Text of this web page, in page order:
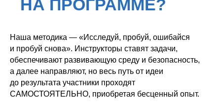
Наша методика — «Исследуй, пробуй, ошибайся
и пробуй снова». Инструкторы ставят задачи,
обеспечивают развивающую среду и безопасность,
а далее направляют, но весь путь от идеи
до результата участники проходят
САМОСТОЯТЕЛЬНО, приобретая бесценный опыт.